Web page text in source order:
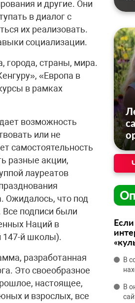
и другие. Они
в диалог с
их реализовать.
социализации.
города, страны, мира.
«Европа в
в рамках
возможность
или не
самостоятельность
разные акции,
лауреатов
Ожидалось, что под
подписи были
Наций в
147-й школы).
разработанная
Это своеобразное
настоящее,
и взрослых, все
В
В